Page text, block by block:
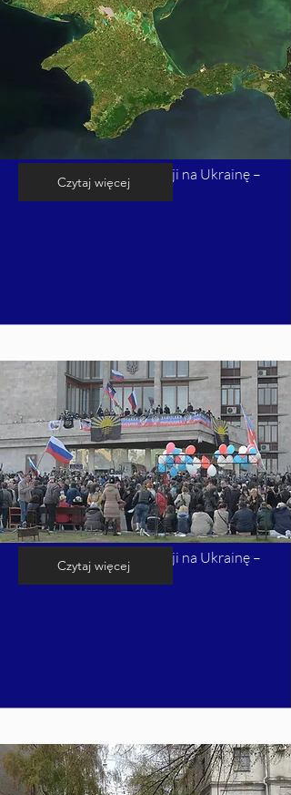
Kalendarium inwazji Rosji na Ukrainę –
Czytaj więcej
Kalendarium inwazji Rosji na Ukrainę –
Czytaj więcej